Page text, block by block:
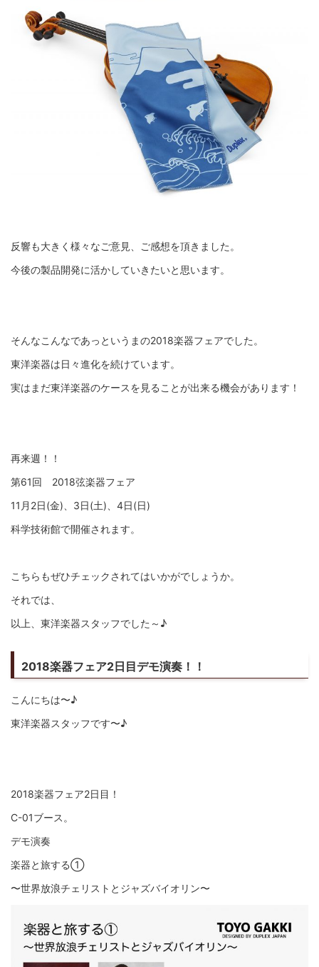
反響も大きく様々なご意見、ご感想を頂きました。
今後の製品開発に活かしていきたいと思います。
そんなこんなであっというまの2018楽器フェアでした。
東洋楽器は日々進化を続けています。
実はまだ東洋楽器のケースを見ることが出来る機会があります！
再来週！！
第61回 2018弦楽器フェア
11月2日(金)、3日(土)、4日(日)
科学技術館で開催されます。
こちらもぜひチェックされてはいかがでしょうか。
それでは、
以上、東洋楽器スタッフでした～♪
2018楽器フェア2日目デモ演奏！！
こんにちは〜♪
東洋楽器スタッフです〜♪
2018楽器フェア2日目！
C-01ブース。
デモ演奏
楽器と旅する①
〜世界放浪チェリストとジャズバイオリン〜